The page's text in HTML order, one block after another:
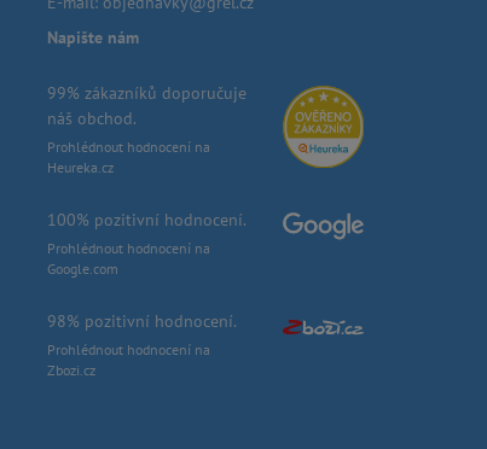
Napište nám
99% zákazníků doporučuje
náš obchod.
Prohlédnout hodnocení na
Heureka.cz
100% pozitivní hodnocení.
Prohlédnout hodnocení na
Google.com
98% pozitivní hodnocení.
Prohlédnout hodnocení na
Zbozi.cz